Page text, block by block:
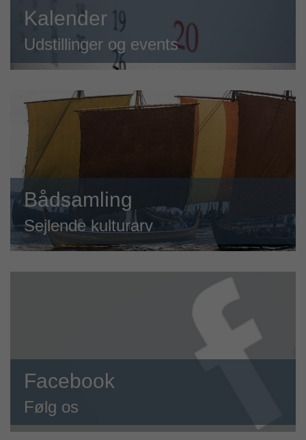
Kalender
Udstillinger og events
Bådsamling
Sejlende kulturarv
Facebook
Følg os